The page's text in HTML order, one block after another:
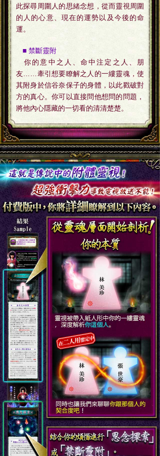
此探尋周圍人的思緒念想，從而靈視周圍
的人的心意、現在的運勢以及今後的命
運。
■ 禁斷靈附
你的意中之人、命中注定之人、朋
友……牽引想要瞭解之人的一縷靈魂，使
其附身於信谷奈保子的身體，以此戳破對
方的真心。你可以直接問他想問的問題，
將他內心隱藏的一切看的清清楚楚。